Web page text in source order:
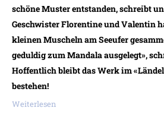
schöne Muster entstanden, schreibt
Geschwister Florentine und Valentin
kleinen Muscheln am Seeufer
geduldig zum Mandala ausgelegt»,
Hoffentlich bleibt das Werk im
bestehen!
Weiterlesen